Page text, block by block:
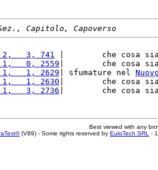
Capitolo, Capoverso
3, 741
|        che cosa
0, 2559
|        che cosa
1, 2629
| sfumature nel
1, 2630
|        che cosa
3, 2736
|        che cosa
Best viewed with any
(V89) - Some rights reserved by EuloTech SRL -